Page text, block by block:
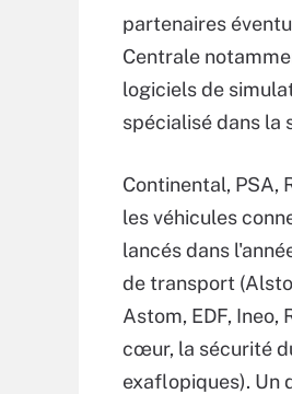
partenaires
Centrale
logiciels de
spécialisé dans la
Continental, PSA,
les véhicules
lancés dans
de transport
Astom, EDF,
cœur, la sécurité
exaflopiques). Un